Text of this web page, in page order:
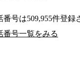
号は509,955件登録
番号一覧をみる